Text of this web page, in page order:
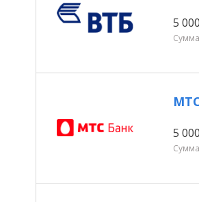
5
Сумма
5
Сумма